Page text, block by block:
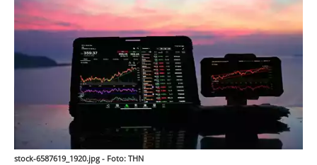
stock-6587619_1920.jpg - Foto: THN